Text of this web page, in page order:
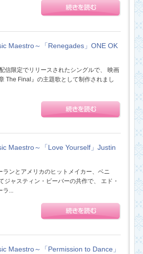
Maestro～「Renegades」ONE OK
信限定でリリースされたシングルで、 映画
The Final』の主題歌として制作されまし
Maestro～「Love Yourself」Justin
ランとアメリカのヒットメイカー、ベニ
ジャスティン・ビーバーの共作で、 エド・
ラ...
Maestro～「Permission to Dance」